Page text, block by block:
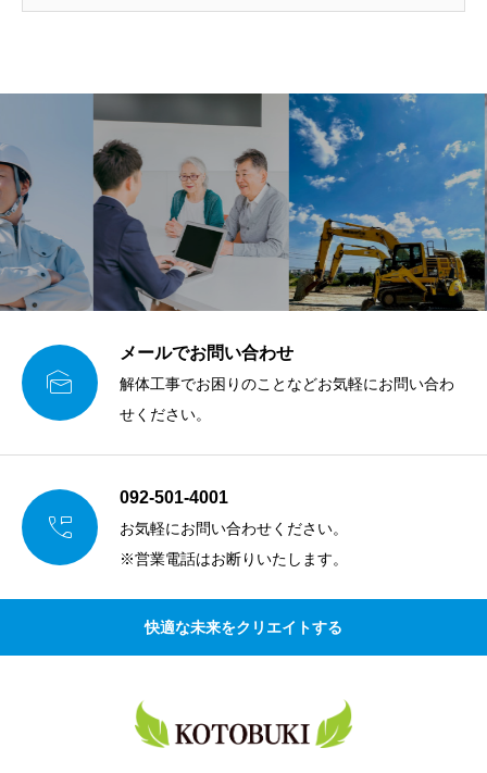

メールでお問い合わせ
解体工事でお困りのことなどお気軽にお問い合わ
せください。

092-501-4001
お気軽にお問い合わせください。
※営業電話はお断りいたします。
快適な未来をクリエイトする